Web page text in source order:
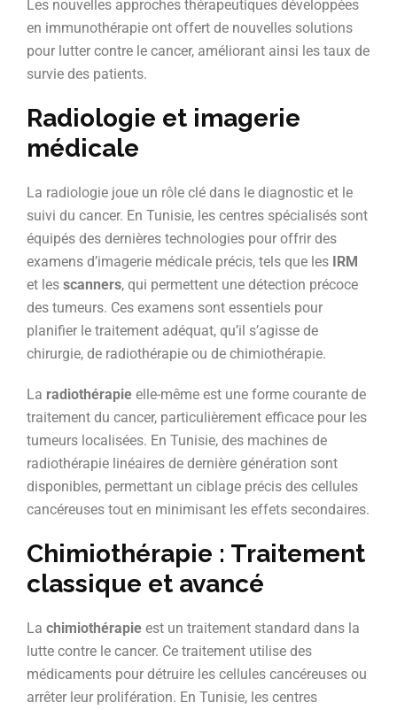
Les nouvelles approches thérapeutiques développées
en immunothérapie ont offert de nouvelles solutions
pour lutter contre le cancer, améliorant ainsi les taux de
survie des patients.
Radiologie et imagerie
médicale
La radiologie joue un rôle clé dans le diagnostic et le
suivi du cancer. En Tunisie, les centres spécialisés sont
équipés des dernières technologies pour offrir des
examens d’imagerie médicale précis, tels que les IRM
et les scanners, qui permettent une détection précoce
des tumeurs. Ces examens sont essentiels pour
planifier le traitement adéquat, qu’il s’agisse de
chirurgie, de radiothérapie ou de chimiothérapie.
La radiothérapie elle-même est une forme courante de
traitement du cancer, particulièrement efficace pour les
tumeurs localisées. En Tunisie, des machines de
radiothérapie linéaires de dernière génération sont
disponibles, permettant un ciblage précis des cellules
cancéreuses tout en minimisant les effets secondaires.
Chimiothérapie : Traitement
classique et avancé
La chimiothérapie est un traitement standard dans la
lutte contre le cancer. Ce traitement utilise des
médicaments pour détruire les cellules cancéreuses ou
arrêter leur prolifération. En Tunisie, les centres